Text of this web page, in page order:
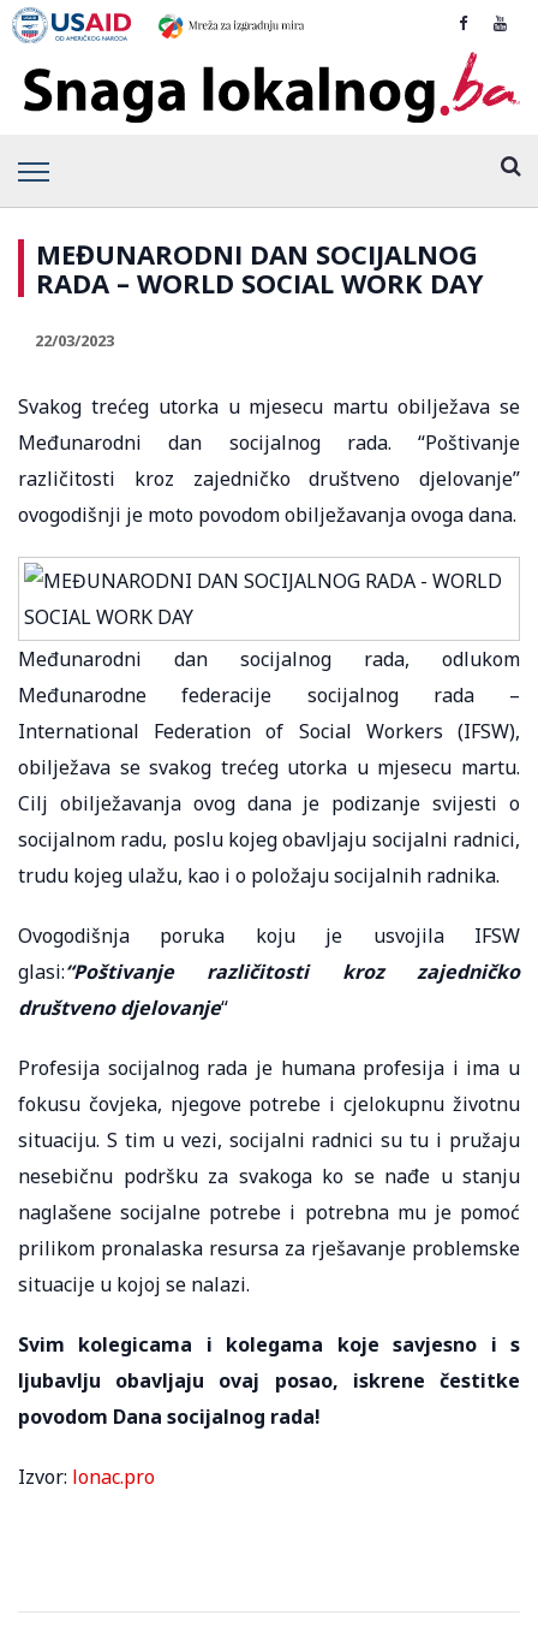
MEĐUNARODNI DAN SOCIJALNOG
RADA – WORLD SOCIAL WORK DAY
22/03/2023
Svakog trećeg utorka u mjesecu martu obilježava se
Međunarodni dan socijalnog rada. “Poštivanje
različitosti kroz zajedničko društveno djelovanje”
ovogodišnji je moto povodom obilježavanja ovoga dana.
Međunarodni dan socijalnog rada, odlukom
Međunarodne federacije socijalnog rada –
International Federation of Social Workers (IFSW),
obilježava se svakog trećeg utorka u mjesecu martu.
Cilj obilježavanja ovog dana je podizanje svijesti o
socijalnom radu, poslu kojeg obavljaju socijalni radnici,
trudu kojeg ulažu, kao i o položaju socijalnih radnika.
Ovogodišnja poruka koju je usvojila IFSW
glasi:“Poštivanje različitosti kroz zajedničko
društveno djelovanje“
Profesija socijalnog rada je humana profesija i ima u
fokusu čovjeka, njegove potrebe i cjelokupnu životnu
situaciju. S tim u vezi, socijalni radnici su tu i pružaju
nesebičnu podršku za svakoga ko se nađe u stanju
naglašene socijalne potrebe i potrebna mu je pomoć
prilikom pronalaska resursa za rješavanje problemske
situacije u kojoj se nalazi.
Svim kolegicama i kolegama koje savjesno i s
ljubavlju obavljaju ovaj posao, iskrene čestitke
povodom Dana socijalnog rada!
Izvor: lonac.pro